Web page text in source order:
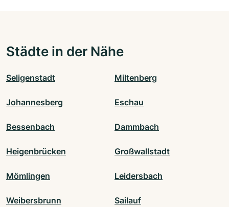
Städte in der Nähe
Seligenstadt Miltenberg
Johannesberg Eschau
Bessenbach Dammbach
Heigenbrücken Großwallstadt
Mömlingen Leidersbach
Weibersbrunn Sailauf